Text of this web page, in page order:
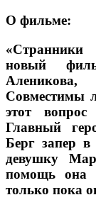
О фильме:
новый
Аленикова,
Совместимы
этот
Главный
Берг запер
девушку
помощь она
только пока